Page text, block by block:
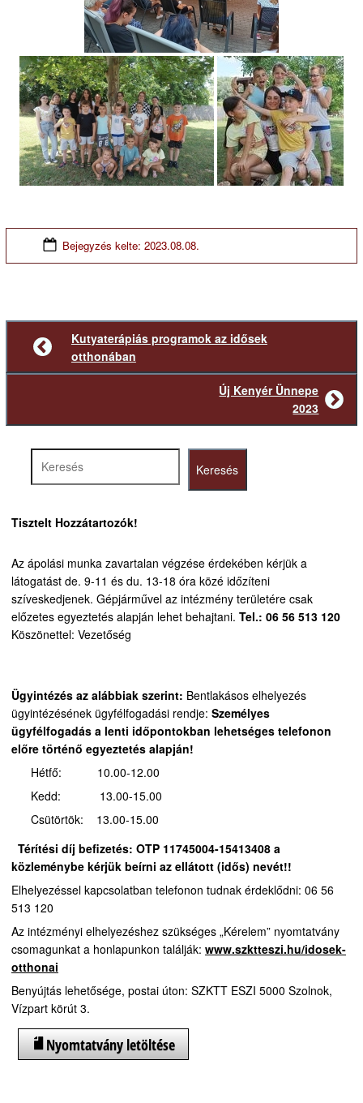
Bejegyzés kelte: 2023.08.08.
Előző
bejegyzés
Kutyaterápiás programok az idősek
otthonában
bejegyzés
Új Kenyér Ünnepe
2023
Keresés
Tisztelt Hozzátartozók!
Az ápolási munka zavartalan végzése érdekében kérjük a
látogatást de. 9-11 és du. 13-18 óra közé időzíteni
szíveskedjenek. Gépjárművel az intézmény területére csak
előzetes egyeztetés alapján lehet behajtani. Tel.: 06 56 513 120
Köszönettel: Vezetőség
Ügyintézés az alábbiak szerint: Bentlakásos elhelyezés
ügyintézésének ügyfélfogadási rendje: Személyes
ügyfélfogadás a lenti időpontokban lehetséges telefonon
előre történő egyeztetés alapján!
Hétfő: 10.00-12.00
Kedd: 13.00-15.00
Csütörtök: 13.00-15.00
Térítési díj befizetés: OTP 11745004-15413408 a
közleménybe kérjük beírni az ellátott (idős) nevét!!
Elhelyezéssel kapcsolatban telefonon tudnak érdeklődni: 06 56
513 120
Az intézményi elhelyezéshez szükséges „Kérelem” nyomtatvány
csomagunkat a honlapunkon találják: www.szktteszi.hu/idosek-
otthonai
Benyújtás lehetősége, postai úton: SZKTT ESZI 5000 Szolnok,
Vízpart körút 3.
Nyomtatvány letöltése